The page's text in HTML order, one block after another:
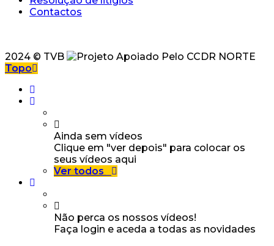
Contactos
2024 © TVB
Topo
Ainda sem vídeos
Clique em "ver depois" para colocar os
seus vídeos aqui
Ver todos
Não perca os nossos vídeos!
Faça login e aceda a todas as novidades